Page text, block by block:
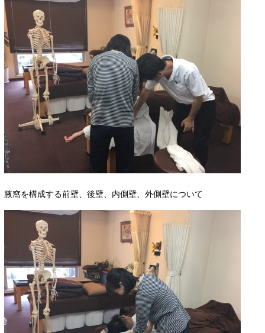
腋窩を構成する前壁、後壁、内側壁、外側壁について